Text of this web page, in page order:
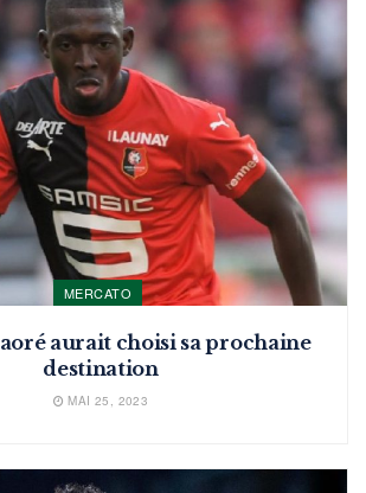
MERCATO
aurait choisi sa prochaine
destination
MAI 25, 2023